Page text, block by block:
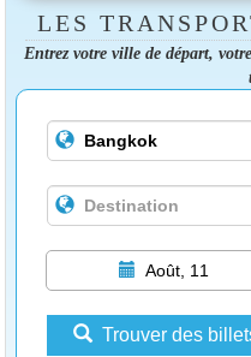
LES
Entrez votre ville de départ,
Août, 11
Trouver des